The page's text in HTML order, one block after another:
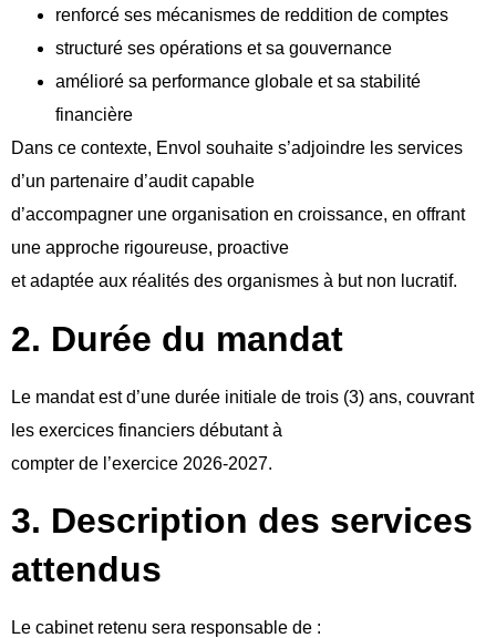
renforcé ses mécanismes de reddition de comptes
structuré ses opérations et sa gouvernance
amélioré sa performance globale et sa stabilité
financière
Dans ce contexte, Envol souhaite s’adjoindre les services
d’un partenaire d’audit capable
d’accompagner une organisation en croissance, en offrant
une approche rigoureuse, proactive
et adaptée aux réalités des organismes à but non lucratif.
2. Durée du mandat
Le mandat est d’une durée initiale de trois (3) ans, couvrant
les exercices financiers débutant à
compter de l’exercice 2026-2027.
3. Description des services
attendus
Le cabinet retenu sera responsable de :